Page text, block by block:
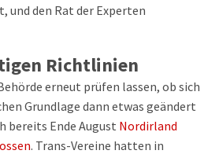
und den Rat der Experten
Richtlinien
erneut prüfen lassen, ob sich
Grundlage dann etwas geändert
bereits Ende August Nordirland
. Trans-Vereine hatten in